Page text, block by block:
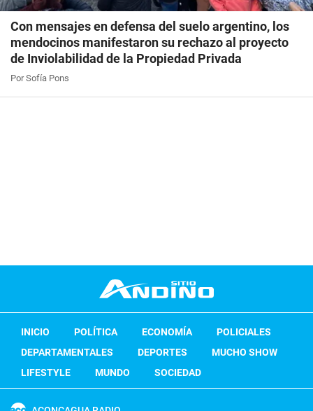
Con mensajes en defensa del suelo argentino, los
mendocinos manifestaron su rechazo al proyecto
de Inviolabilidad de la Propiedad Privada
Por Sofía Pons
INICIO POLÍTICA ECONOMÍA
POLICIALES
DEPARTAMENTALES
DEPORTES
MUCHO SHOW
LIFESTYLE
MUNDO SOCIEDAD